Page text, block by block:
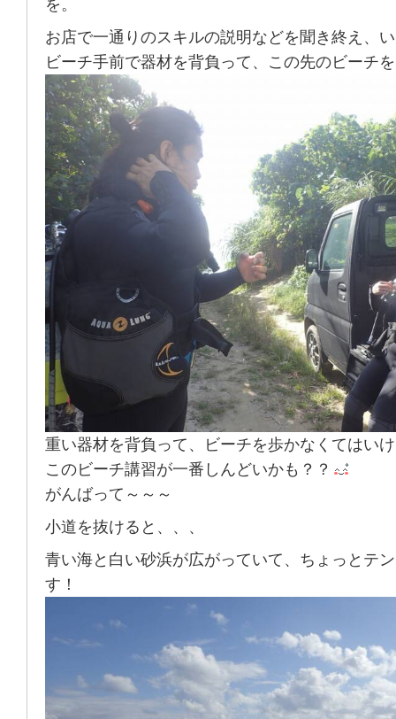
を。
お店で一通りのスキルの説明などを聞き終え、
ビーチ手前で器材を背負って、この先のビーチ
重い器材を背負って、ビーチを歩かなくてはい
このビーチ講習が一番しんどいかも？？
がんばって～～～
小道を抜けると、、、
青い海と白い砂浜が広がっていて、ちょっとテ
す！